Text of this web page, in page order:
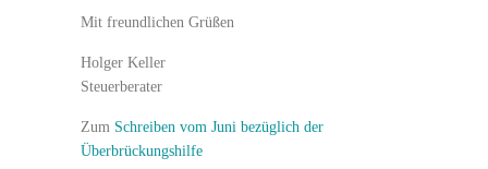
Mit freundlichen Grüßen
Holger Keller
Steuerberater
Zum Schreiben vom Juni bezüglich der
Überbrückungshilfe